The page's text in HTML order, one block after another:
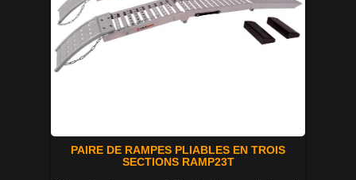
PAIRE DE RAMPES PLIABLES EN TROIS
SECTIONS RAMP23T